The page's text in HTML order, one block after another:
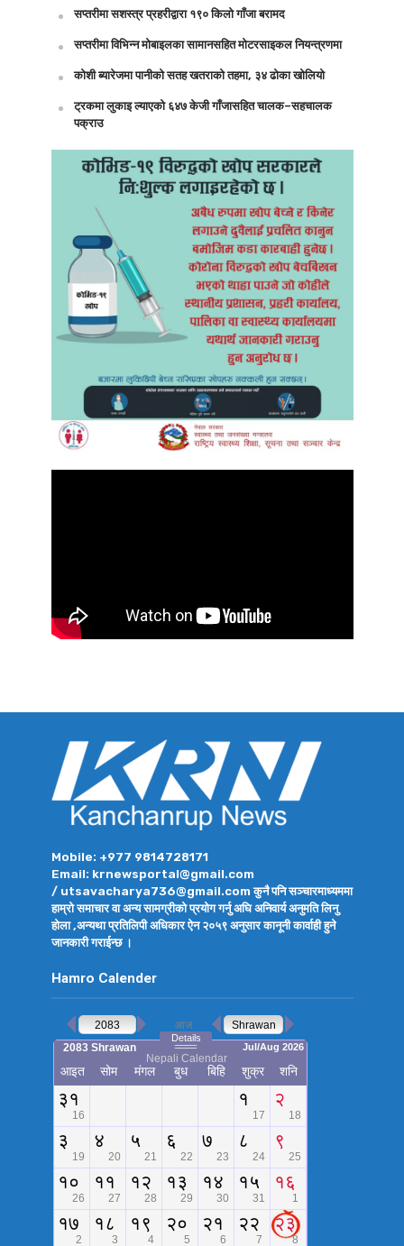
सप्तरीमा सशस्त्र प्रहरीद्वारा १९० किलो गाँजा बरामद
सप्तरीमा विभिन्न मोबाइलका सामानसहित मोटरसाइकल नियन्त्रणमा
कोशी ब्यारेजमा पानीको सतह खतराको तहमा, ३४ ढोका खोलियो
ट्रकमा लुकाइ ल्याएको ६४७ केजी गाँजासहित चालक–सहचालक
पक्राउ
Mobile: +977 9814728171
Email: krnewsportal@gmail.com
/ utsavacharya736@gmail.com कुनै पनि सञ्चारमाध्यममा
हाम्रो समाचार वा अन्य सामग्रीको प्रयोग गर्नु अघि अनिवार्य अनुमति लिनु
होला ,अन्यथा प्रतिलिपी अधिकार ऐन २०५९ अनुसार कानूनी कार्वाही हुने
जानकारी गराईन्छ ।
Hamro Calender